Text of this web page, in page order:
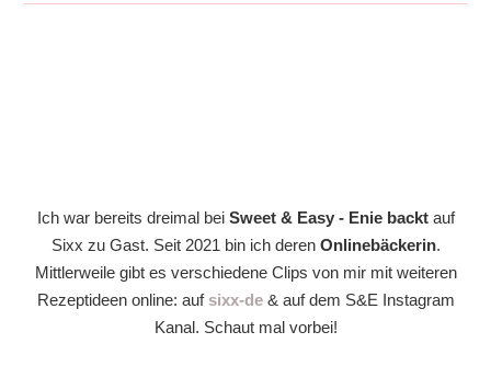
Ich war bereits dreimal bei Sweet & Easy - Enie backtauf
Sixx zu Gast. Seit 2021 bin ich deren Onlinebäckerin.
Mittlerweile gibt es verschiedene Clips von mir mit weiteren
Rezeptideen online: auf sixx-de& auf dem S&E Instagram
Kanal. Schaut mal vorbei!